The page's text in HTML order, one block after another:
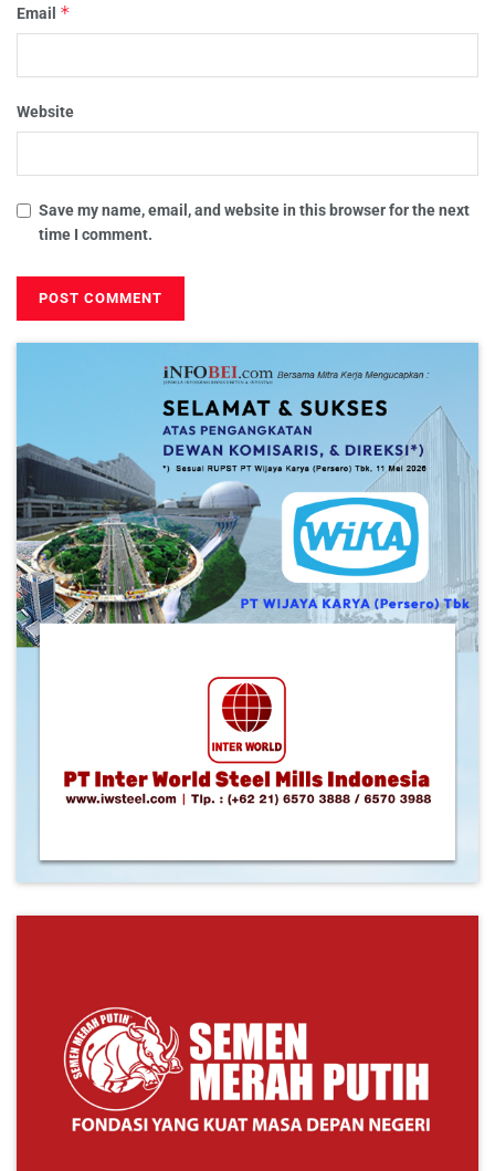
Email *
Website
Save my name, email, and website in this browser for the next
time I comment.